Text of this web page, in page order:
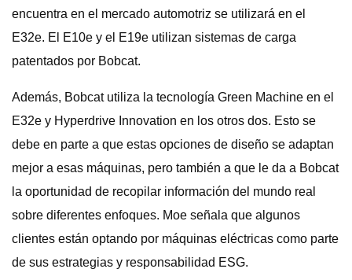
encuentra en el mercado automotriz se utilizará en el
E32e. El E10e y el E19e utilizan sistemas de carga
patentados por Bobcat.
Además, Bobcat utiliza la tecnología Green Machine en el
E32e y Hyperdrive Innovation en los otros dos. Esto se
debe en parte a que estas opciones de diseño se adaptan
mejor a esas máquinas, pero también a que le da a Bobcat
la oportunidad de recopilar información del mundo real
sobre diferentes enfoques. Moe señala que algunos
clientes están optando por máquinas eléctricas como parte
de sus estrategias y responsabilidad ESG.